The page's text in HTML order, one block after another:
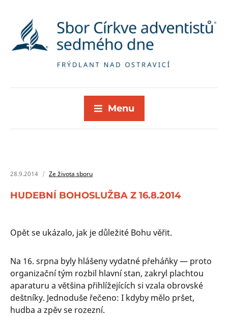
Menu
28.9.2014 Ze života sboru
HUDEBNÍ BOHOSLUŽBA Z 16.8.2014
Opět se ukázalo, jak je důležité Bohu věřit.
Na 16. srpna byly hlášeny vydatné přeháňky — proto
organizační tým rozbil hlavní stan, zakryl plachtou
aparaturu a většina přihlížejících si vzala obrovské
deštníky. Jednoduše řečeno: I kdyby mělo pršet,
hudba a zpěv se rozezní.